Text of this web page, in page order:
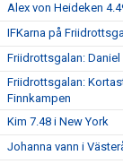
Alex von Heideken
IFKarna på
Friidrottsgalan:
Friidrottsgalan:
Finnkampen
Kim 7.48 i New York
Johanna vann i